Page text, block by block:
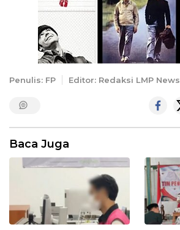
Penulis: FP Editor: Redaksi LMP News
Baca Juga